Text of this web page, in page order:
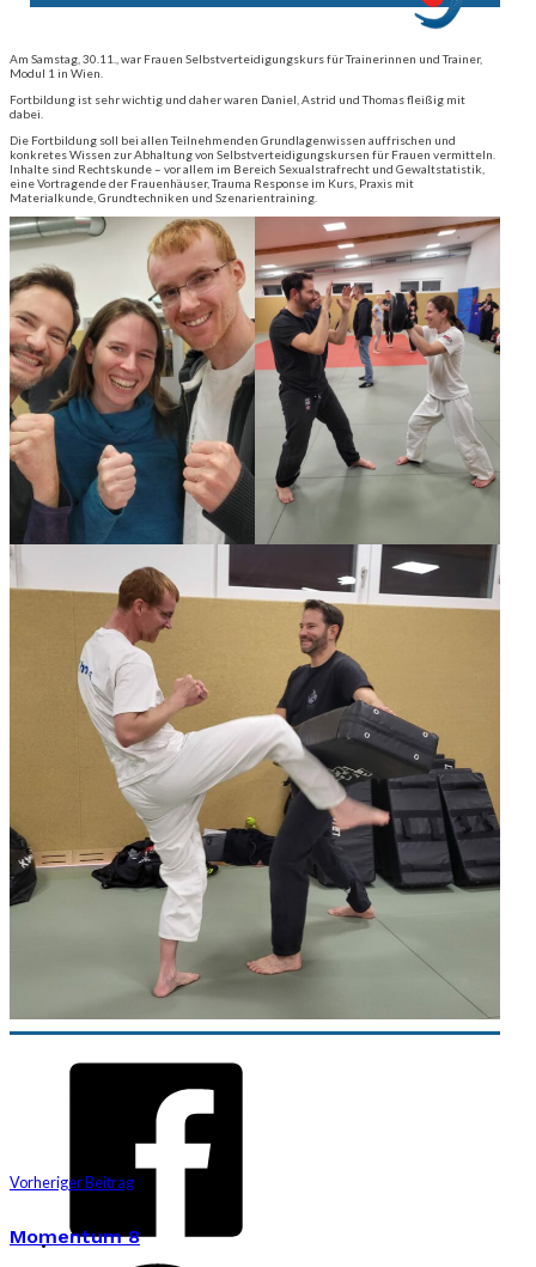
Am Samstag, 30.11., war Frauen Selbstverteidigungskurs für Trainerinnen und Trainer,
Modul 1 in Wien.
Fortbildung ist sehr wichtig und daher waren Daniel, Astrid und Thomas fleißig mit
dabei.
Die Fortbildung soll bei allen Teilnehmenden Grundlagenwissen auffrischen und
konkretes Wissen zur Abhaltung von Selbstverteidigungskursen für Frauen vermitteln.
Inhalte sind Rechtskunde – vor allem im Bereich Sexualstrafrecht und Gewaltstatistik,
eine Vortragende der Frauenhäuser, Trauma Response im Kurs, Praxis mit
Materialkunde, Grundtechniken und Szenarientraining.
Vorheriger Beitrag
Momentum 8